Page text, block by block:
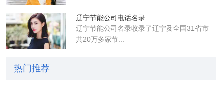
辽宁节能公司电话名录
辽宁节能公司名录收录了辽宁及全国31省市
共20万多家节...
热门推荐